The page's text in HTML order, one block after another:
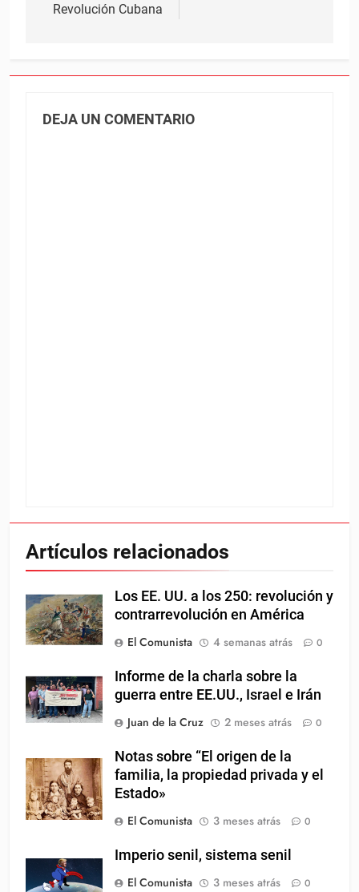
Revolución Cubana
DEJA UN COMENTARIO
Artículos relacionados
Los EE. UU. a los 250: revolución y
contrarrevolución en América
El Comunista
4 semanas atrás 0
Informe de la charla sobre la
guerra entre EE.UU., Israel e Irán
Juan de la Cruz
2 meses atrás 0
Notas sobre “El origen de la
familia, la propiedad privada y el
Estado»
El Comunista
3 meses atrás 0
Imperio senil, sistema senil
El Comunista
3 meses atrás 0